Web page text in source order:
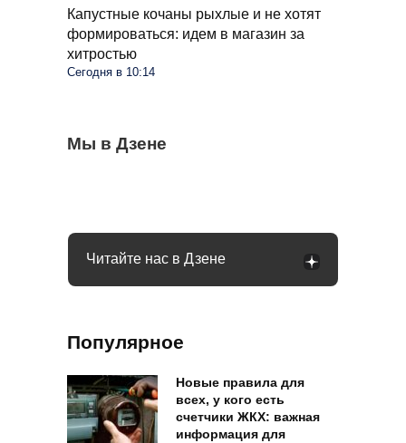
Капустные кочаны рыхлые и не хотят
формироваться: идем в магазин за
хитростью
Сегодня в 10:14
Мы в Дзене
Спасаем огород от сорняков с помощью
гремучей смеси: раствор простой,
Розы покрылись пятнами в августе:
Не издевайтесь над огурцами в августе:
Читайте нас в Дзене
Популярное
Новые правила для
всех, у кого есть
счетчики ЖКХ: важная
информация для